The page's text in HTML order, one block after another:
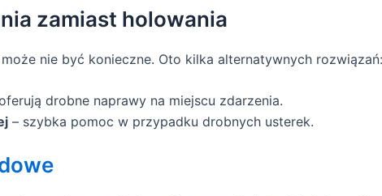
zamiast holowania
nie być konieczne. Oto kilka alternatywnych rozwiązań:
drobne naprawy na miejscu zdarzenia.
– szybka pomoc w przypadku drobnych usterek.